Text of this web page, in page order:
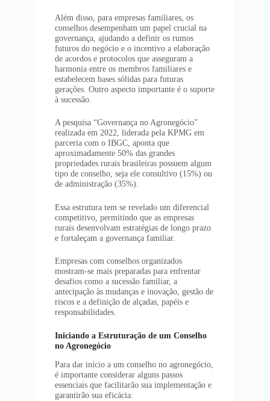
Além disso, para empresas familiares, os
conselhos desempenham um papel crucial na
governança, ajudando a definir os rumos
futuros do negócio e o incentivo a elaboração
de acordos e protocolos que asseguram a
harmonia entre os membros familiares e
estabelecem bases sólidas para futuras
gerações. Outro aspecto importante é o suporte
à sucessão.
A pesquisa “Governança no Agronegócio”
realizada em 2022, liderada pela KPMG em
parceria com o IBGC, aponta que
aproximadamente 50% das grandes
propriedades rurais brasileiras possuem algum
tipo de conselho, seja ele consultivo (15%) ou
de administração (35%).
Essa estrutura tem se revelado um diferencial
competitivo, permitindo que as empresas
rurais desenvolvam estratégias de longo prazo
e fortaleçam a governança familiar.
Empresas com conselhos organizados
mostram-se mais preparadas para enfrentar
desafios como a sucessão familiar, a
antecipação às mudanças e inovação, gestão de
riscos e a definição de alçadas, papéis e
responsabilidades.
Iniciando a Estruturação de um Conselho
no Agronegócio
Para dar início a um conselho no agronegócio,
é importante considerar alguns passos
essenciais que facilitarão sua implementação e
garantirão sua eficácia: